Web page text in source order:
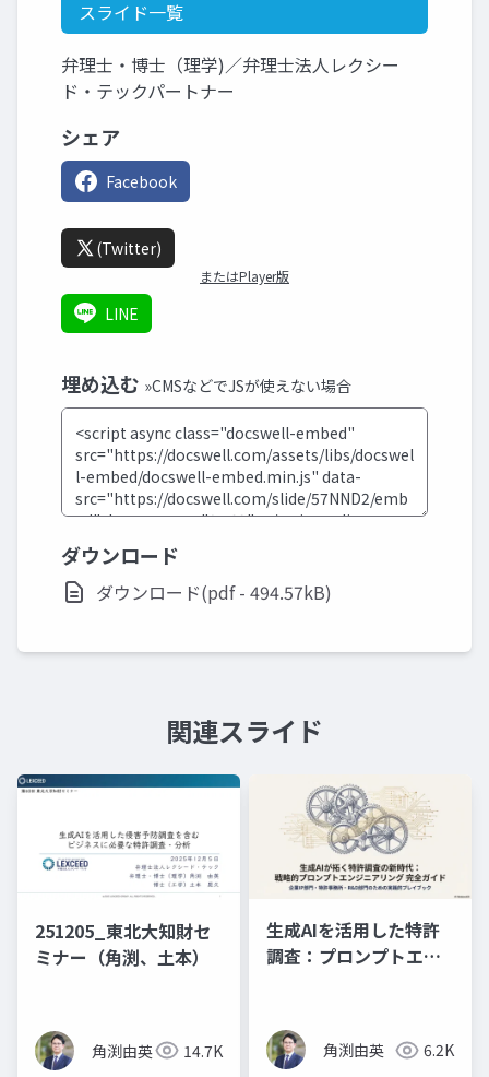
スライド一覧
弁理士・博士（理学)／弁理士法人レクシー
ド・テックパートナー
シェア
Facebook
(Twitter)
またはPlayer版
LINE
埋め込む »CMSなどでJSが使えない場合
ダウンロード
ダウンロード(pdf - 494.57kB)
関連スライド
251205_東北大知財セ
ミナー（角渕、土本）
角渕由英 14.7K
生成AIを活用した特許
調査：プロンプトエン
角渕由英 6.2K